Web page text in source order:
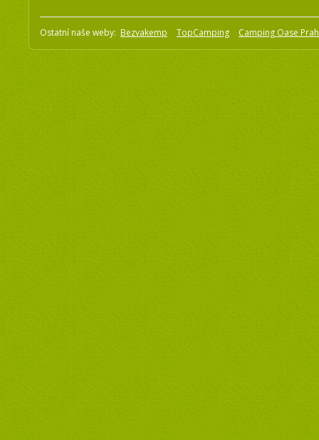
Ostatní naše weby: Bezvakemp TopCamping Camping Oase